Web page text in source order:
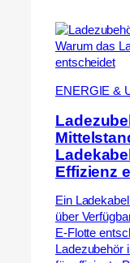
ENERGIE &
Effizienz
Ein
über
E-Flotte
Ladezubehör